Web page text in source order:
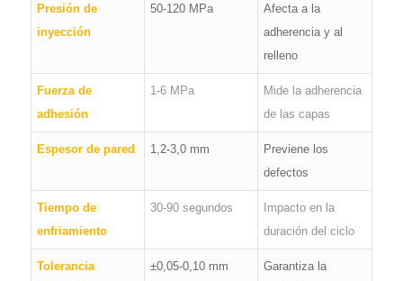
Presión de
inyección
50-120 MPa
Afecta a la
adherencia y al
relleno
Fuerza de
adhesión
1-6 MPa
Mide la adherencia
de las capas
Espesor de pared 1,2-3,0 mm
Previene los
defectos
Tiempo de
enfriamiento
30-90 segundos
Impacto en la
duración del ciclo
Tolerancia
±0,05-0,10 mm
Garantiza la